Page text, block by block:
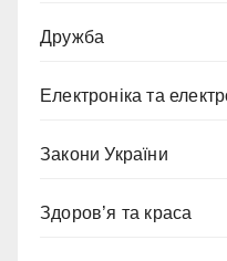
Дружба
Електроніка та
Закони України
Здоров’я та краса